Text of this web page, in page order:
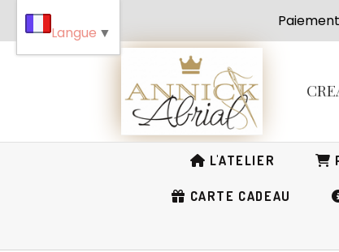
L'ATELIER
CARTE CADEAU
Langue ▼